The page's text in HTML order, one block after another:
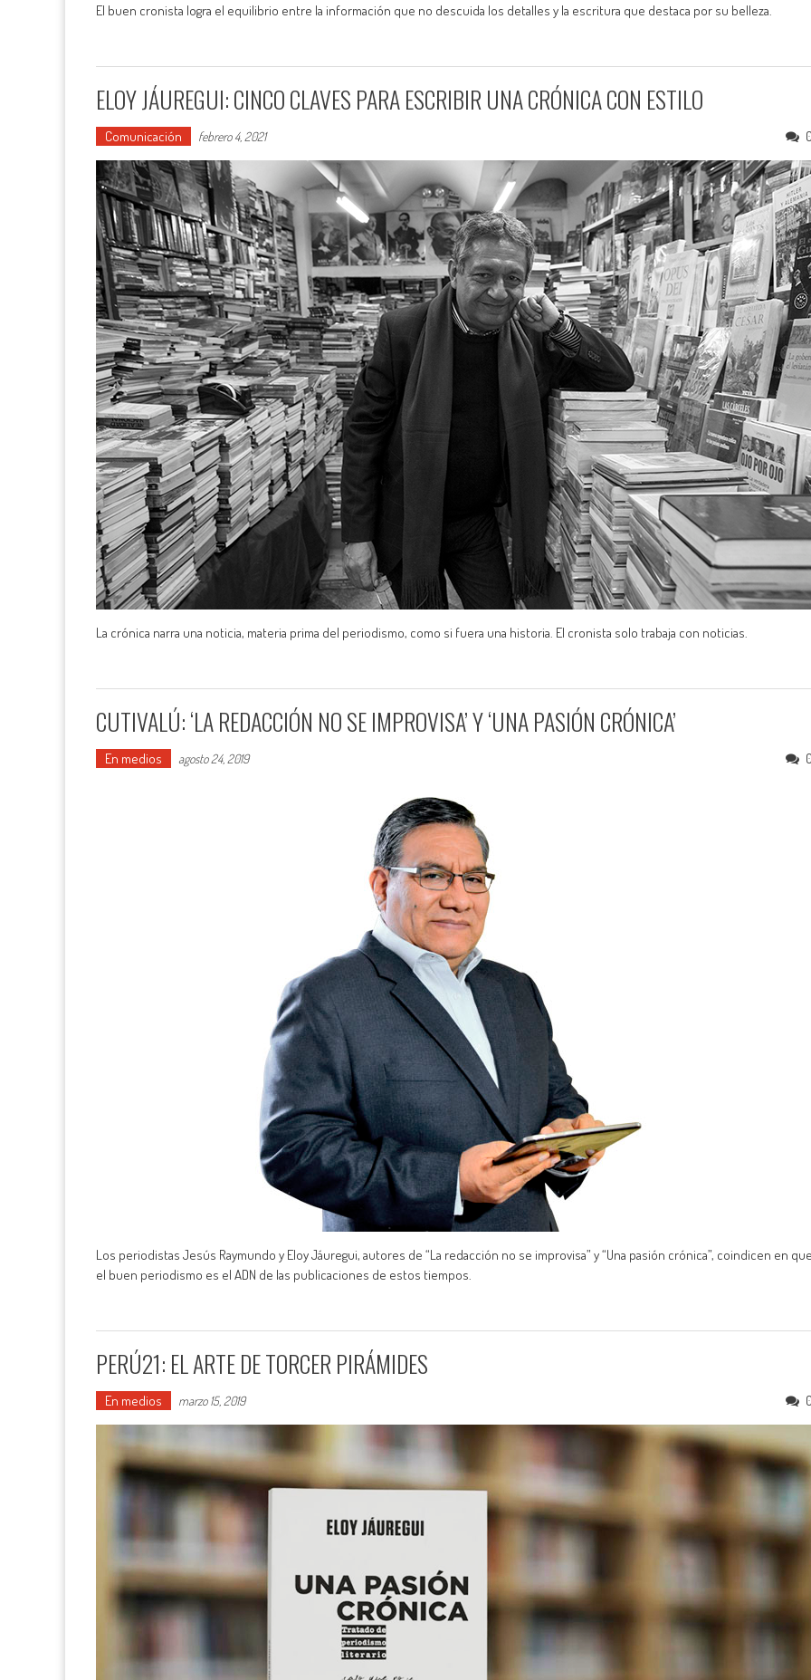
El buen cronista logra el equilibrio entre la información que no descuida los detalles y la escritura que destaca por su belleza.
ELOY JÁUREGUI: CINCO CLAVES PARA ESCRIBIR UNA CRÓNICA CON ESTILO
Comunicación febrero 4, 2021
La crónica narra una noticia, materia prima del periodismo, como si fuera una historia. El cronista solo trabaja con noticias.
CUTIVALÚ: ‘LA REDACCIÓN NO SE IMPROVISA’ Y ‘UNA PASIÓN CRÓNICA’
En medios agosto 24, 2019
Los periodistas Jesús Raymundo y Eloy Jáuregui, autores de “La redacción no se improvisa” y “Una pasión crónica”, coindicen en
el buen periodismo es el ADN de las publicaciones de estos tiempos.
PERÚ21: EL ARTE DE TORCER PIRÁMIDES
En medios marzo 15, 2019